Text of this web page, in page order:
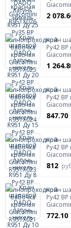
2
Кран
Ру42
1
Кран
Ру42
847.70
Кран
Ру42
812
Кран
Ру42
772.10